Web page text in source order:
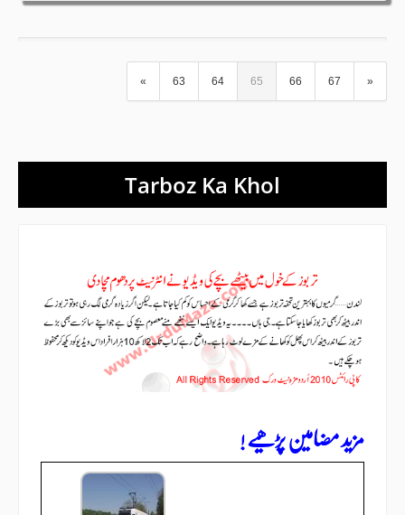
« 63 64 65 66 67 »
Tarboz Ka Khol
مزید مضامین پڑھیے !